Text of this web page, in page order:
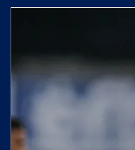
съобщиха от комисията